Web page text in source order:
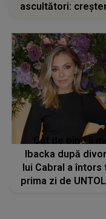
ascultători:
Cât de bine îi
Ibacka după
lui Cabral a
prima zi de